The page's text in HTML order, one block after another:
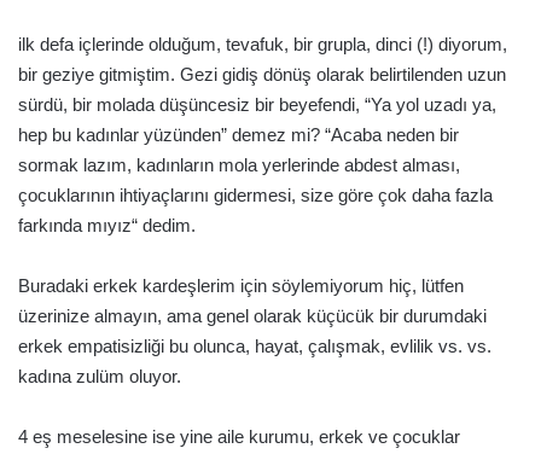
ilk defa içlerinde olduğum, tevafuk, bir grupla, dinci (!) diyorum,
bir geziye gitmiştim. Gezi gidiş dönüş olarak belirtilenden uzun
sürdü, bir molada düşüncesiz bir beyefendi, “Ya yol uzadı ya,
hep bu kadınlar yüzünden” demez mi? “Acaba neden bir
sormak lazım, kadınların mola yerlerinde abdest alması,
çocuklarının ihtiyaçlarını gidermesi, size göre çok daha fazla
farkında mıyız“ dedim.
Buradaki erkek kardeşlerim için söylemiyorum hiç, lütfen
üzerinize almayın, ama genel olarak küçücük bir durumdaki
erkek empatisizliği bu olunca, hayat, çalışmak, evlilik vs. vs.
kadına zulüm oluyor.
4 eş meselesine ise yine aile kurumu, erkek ve çocuklar